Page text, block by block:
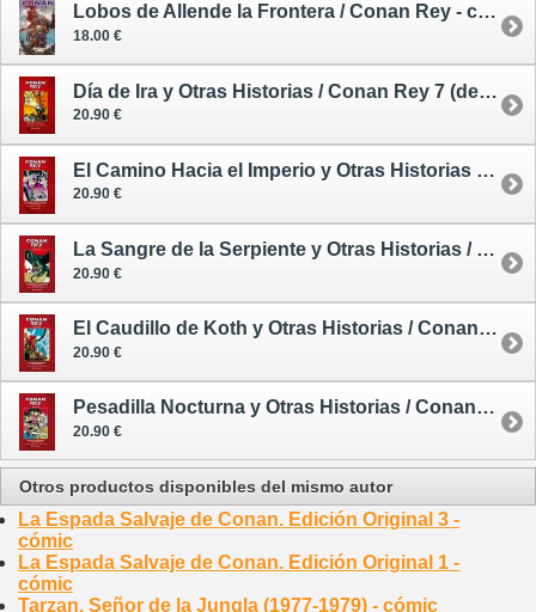
Lobos de Allende la Frontera / Conan Rey - cómic
18.00 €
Día de Ira y Otras Historias / Conan Rey 7 (de 11) - cómic
20.90 €
El Camino Hacia el Imperio y Otras Historias / Conan Rey 8 (de 11) - cómic
20.90 €
La Sangre de la Serpiente y Otras Historias / Conan Rey 9 (de 11) - cómic
20.90 €
El Caudillo de Koth y Otras Historias / Conan Rey 10 (de 11) - cómic
20.90 €
Pesadilla Nocturna y Otras Historias / Conan Rey 11 (de 11) - cómic
20.90 €
Otros productos disponibles del mismo autor
La Espada Salvaje de Conan. Edición Original 3 -
cómic
La Espada Salvaje de Conan. Edición Original 1 -
cómic
Tarzan. Señor de la Jungla (1977-1979) - cómic